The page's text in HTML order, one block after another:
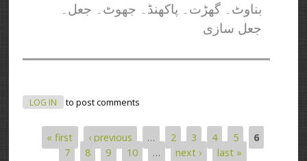
بناوٹ۔ گھڑت۔ پاکھنڈ۔ جھوٹ۔ جعل۔
جعل سازی
LOG IN to post comments
Pages
« first ‹ previous … 2 3 4 5
6
7
8 9 10 … next › last »